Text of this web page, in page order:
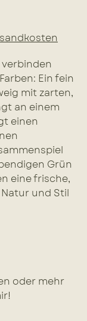
Ein fein
mit zarten,
an einem
einen
Grün
eine frische,
und Stil
oder mehr